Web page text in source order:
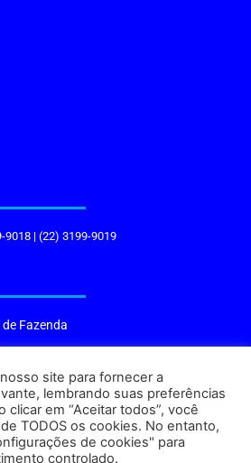
| (22) 3199-9019
Fazenda
s/n – Centro, Cabo Frio – RJ, 28906-290
da Prefeitura:9h às 16h
site para fornecer a
lembrando suas preferências
clicar em “Aceitar todos”, você
TODOS os cookies. No entanto,
de cookies" para
controlado.